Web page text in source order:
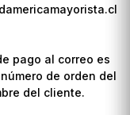
pago al correo es
de orden del
del cliente.